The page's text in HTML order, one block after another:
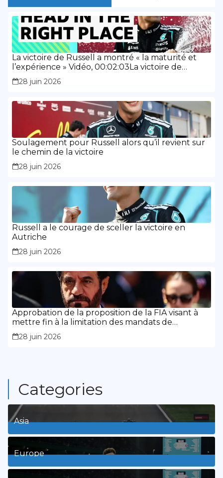
La victoire de Russell a montré « la maturité et
l’expérience » Vidéo, 00:02:03La victoire de
Russell a montré « la maturité et l’expérience »
28 juin 2026
Soulagement pour Russell alors qu’il revient sur
le chemin de la victoire
28 juin 2026
Russell a le courage de sceller la victoire en
Autriche
28 juin 2026
Approbation de la proposition de la FIA visant à
mettre fin à la limitation des mandats de
présidence
28 juin 2026
Categories
Asia
1Posts
Europe
3Posts